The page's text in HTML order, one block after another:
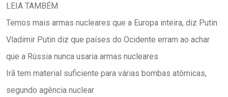
LEIA TAMBÉM
Temos mais armas nucleares que a Europa inteira, diz Putin
Vladimir Putin diz que países do Ocidente erram ao achar
que a Rússia nunca usaria armas nucleares
Irã tem material suficiente para várias bombas atômicas,
segundo agência nuclear